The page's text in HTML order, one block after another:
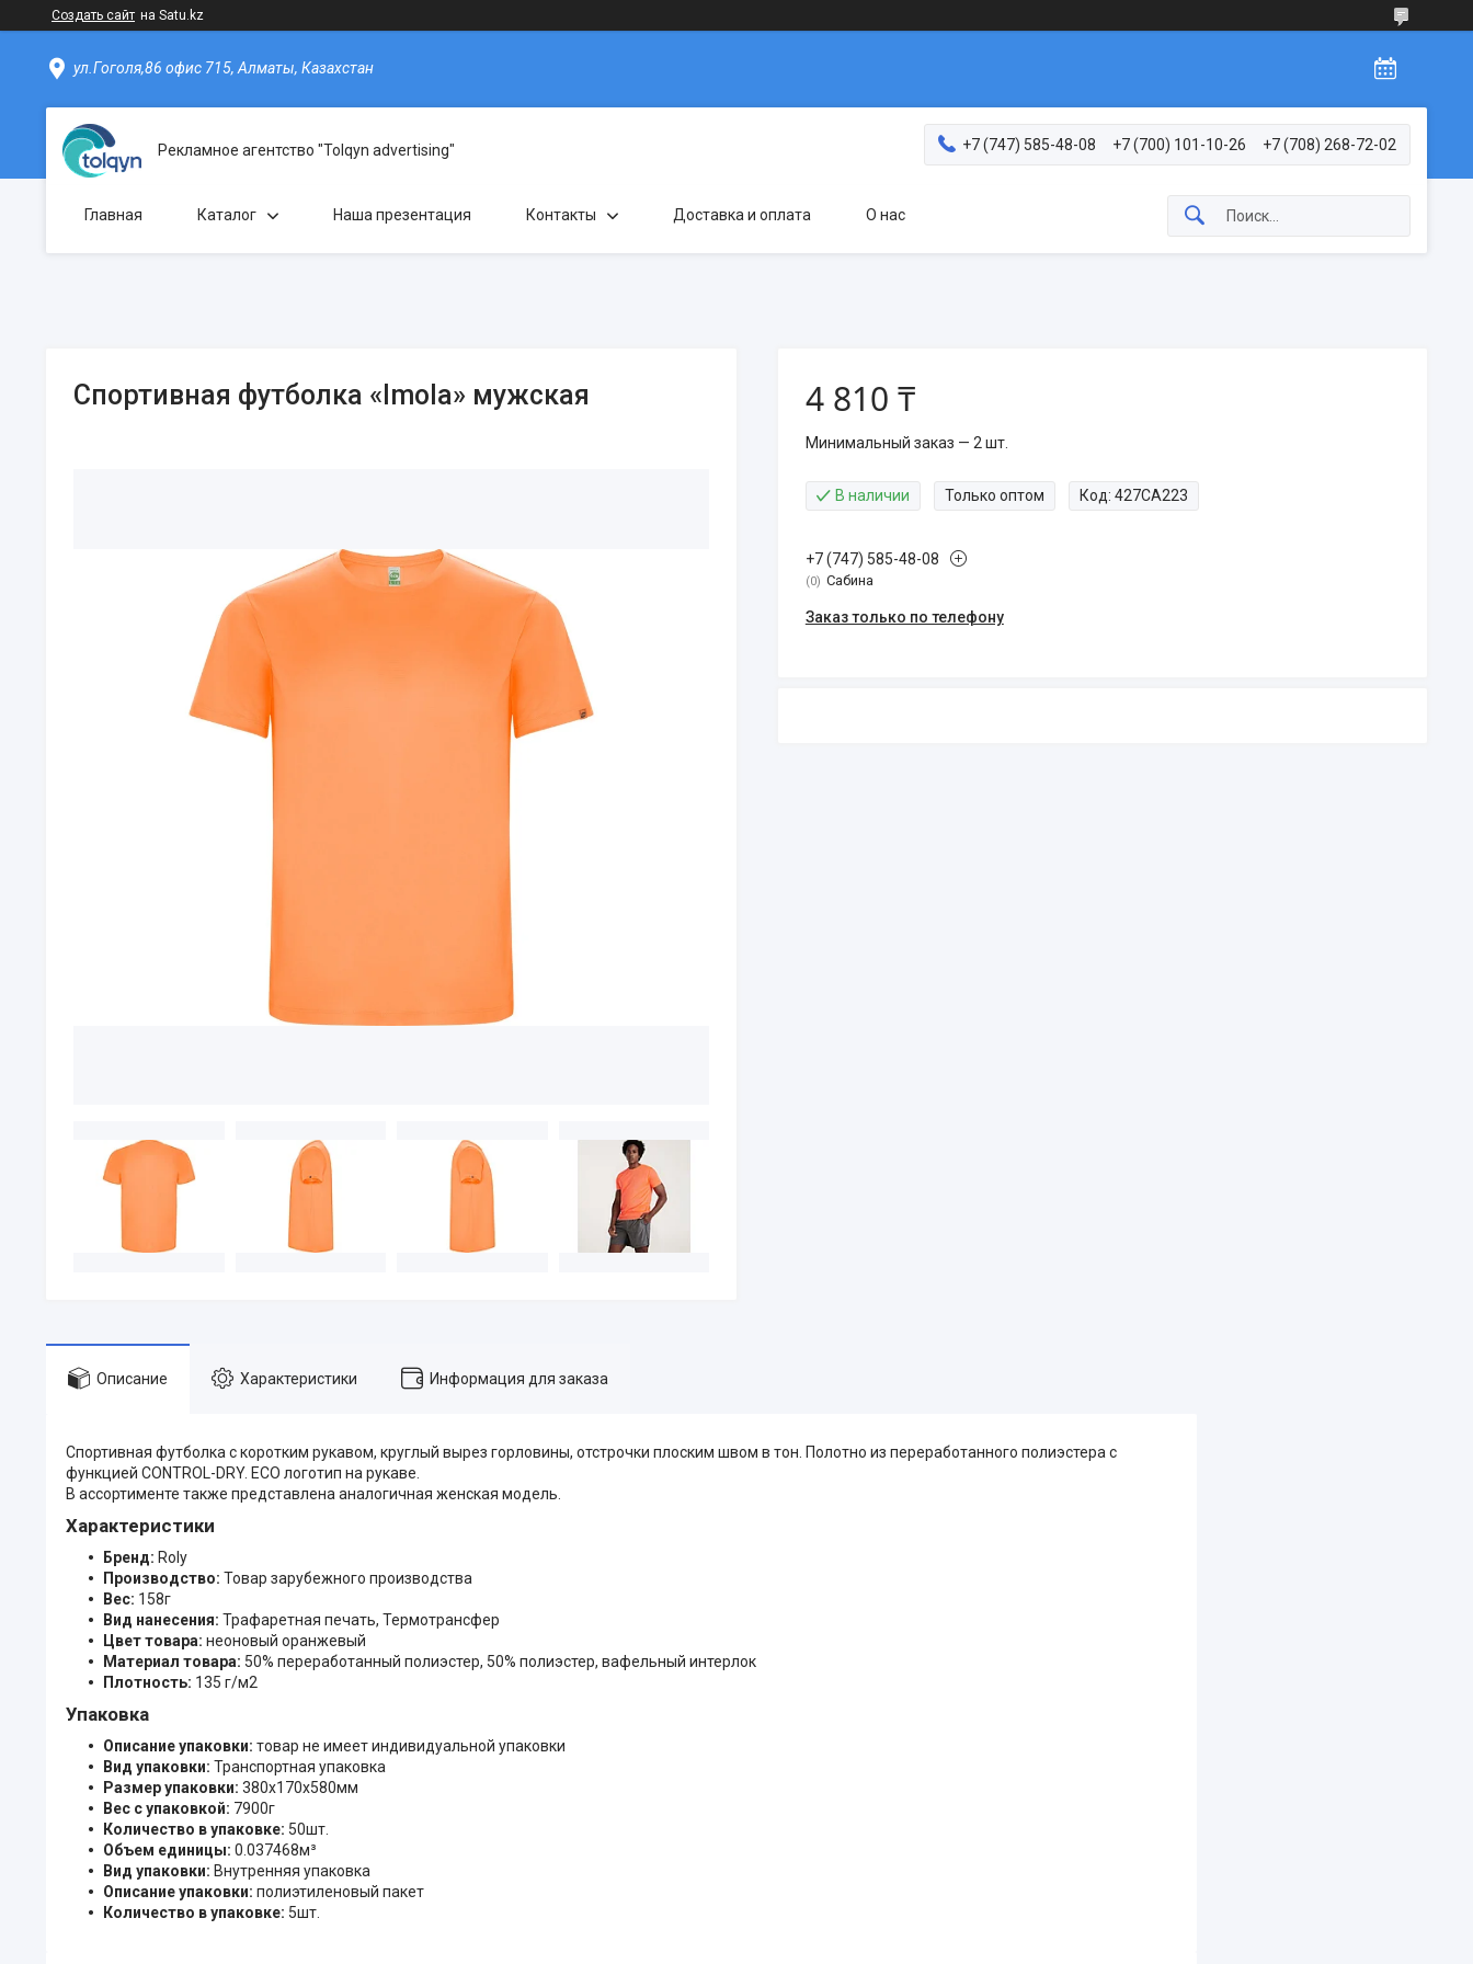
Создать сайт на Satu.kz
ул.Гоголя,86 офис 715, Алматы, Казахстан
Рекламное агентство "Tolqyn advertising" +7 (747) 585-48-08 +7 (700) 101-10-26 +7 (708) 268-72-02
Главная Каталог Наша презентация Контакты Доставка и оплата О нас
Спортивная футболка «Imola» мужская 4 810 ₸
Минимальный заказ — 2 шт.
В наличии Только оптом Код: 427CA223
+7 (747) 585-48-08
0 Сабина
Заказ только по телефону
Описание Характеристики Информация для заказа
Спортивная футболка с коротким рукавом, круглый вырез горловины, отстрочки плоским швом в тон. Полотно из переработанного полиэстера с
функцией CONTROL-DRY. ECO логотип на рукаве.
В ассортименте также представлена аналогичная женская модель.
Характеристики
Бренд: Roly
Производство: Товар зарубежного производства
Вес: 158г
Вид нанесения: Трафаретная печать, Термотрансфер
Цвет товара: неоновый оранжевый
Материал товара: 50% переработанный полиэстер, 50% полиэстер, вафельный интерлок
Плотность: 135 г/м2
Упаковка
Описание упаковки: товар не имеет индивидуальной упаковки
Вид упаковки: Транспортная упаковка
Размер упаковки: 380x170x580мм
Вес с упаковкой: 7900г
Количество в упаковке: 50шт.
Объем единицы: 0.037468м³
Вид упаковки: Внутренняя упаковка
Описание упаковки: полиэтиленовый пакет
Количество в упаковке: 5шт.